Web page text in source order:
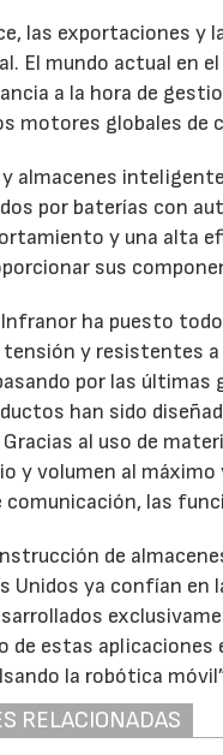
las exportaciones
El mundo actual en
a la hora de
motores globales de
almacenes
por baterías con
y una alta
sus
ha puesto
y resistentes
por las
han sido
al uso de
y volumen al
las
de
Unidos ya confían
de estas
la robótica
RELACIONADAS